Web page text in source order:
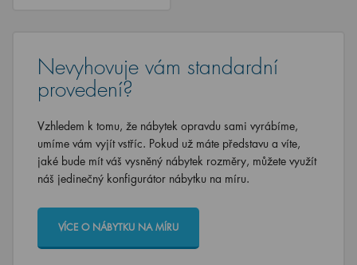
Nevyhovuje vám standardní
provedení?
Vzhledem k tomu, že nábytek opravdu sami vyrábíme,
umíme vám vyjít vstříc. Pokud už máte představu a víte,
jaké bude mít váš vysněný nábytek rozměry, můžete využít
náš jedinečný konfigurátor nábytku na míru.
VÍCE O NÁBYTKU NA MÍRU